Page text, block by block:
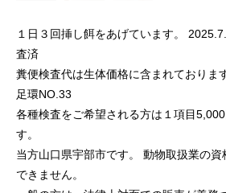
１日３回挿し餌をあげています。
査済
糞便検査代は生体価格に含まれております
足環NO.33
各種検査をご希望される方は１項目
す。
当方山口県宇部市です。 動物取扱業の
できません。